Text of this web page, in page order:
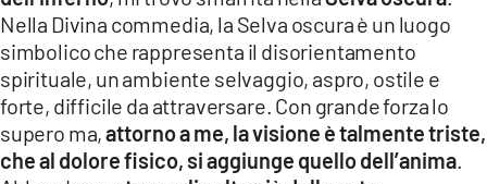
Nella Divina commedia, la Selva oscura è un luogo
simbolico che rappresenta il disorientamento
spirituale, un ambiente selvaggio, aspro, ostile e
forte, difficile da attraversare. Con grande forza lo
supero ma,attorno a me, la visione è talmente triste,
che al dolore fisico, si aggiunge quello dell’anima